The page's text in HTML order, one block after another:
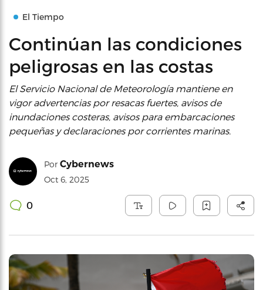
El Tiempo
Continúan las condiciones
peligrosas en las costas
El Servicio Nacional de Meteorología mantiene en
vigor advertencias por resacas fuertes, avisos de
inundaciones costeras, avisos para embarcaciones
pequeñas y declaraciones por corrientes marinas.
Por Cybernews
Oct 6, 2025
0